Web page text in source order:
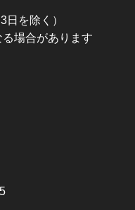
日を除く）
場合があります